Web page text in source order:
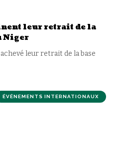
leur retrait de la
Niger
leur retrait de la base
ÉVÉNEMENTS INTERNATIONAUX